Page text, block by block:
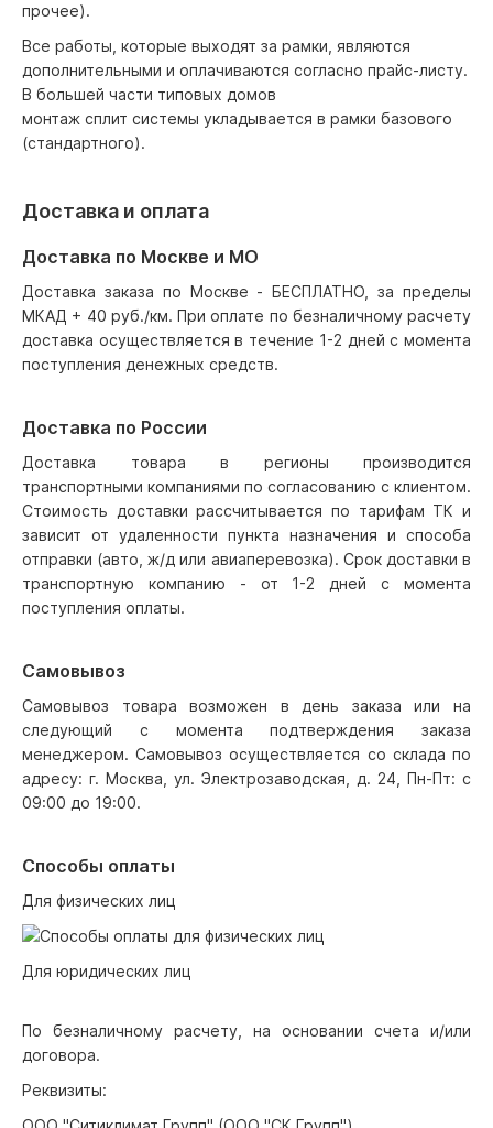
прочее).
Все работы, которые выходят за рамки, являются
дополнительными и оплачиваются согласно прайс-листу.
В большей части типовых домов
монтаж сплит системы укладывается в рамки базового
(стандартного).
Доставка и оплата
Доставка по Москве и МО
Доставка заказа по Москве - БЕСПЛАТНО, за пределы
МКАД + 40 руб./км. При оплате по безналичному расчету
доставка осуществляется в течение 1-2 дней с момента
поступления денежных средств.
Доставка по России
Доставка товара в регионы производится
транспортными компаниями по согласованию с клиентом.
Стоимость доставки рассчитывается по тарифам ТК и
зависит от удаленности пункта назначения и способа
отправки (авто, ж/д или авиаперевозка). Срок доставки в
транспортную компанию - от 1-2 дней с момента
поступления оплаты.
Самовывоз
Самовывоз товара возможен в день заказа или на
следующий с момента подтверждения заказа
менеджером. Самовывоз осуществляется со склада по
адресу: г. Москва, ул. Электрозаводская, д. 24, Пн-Пт: с
09:00 до 19:00.
Способы оплаты
Для физических лиц
Для юридических лиц
По безналичному расчету, на основании счета и/или
договора.
Реквизиты: